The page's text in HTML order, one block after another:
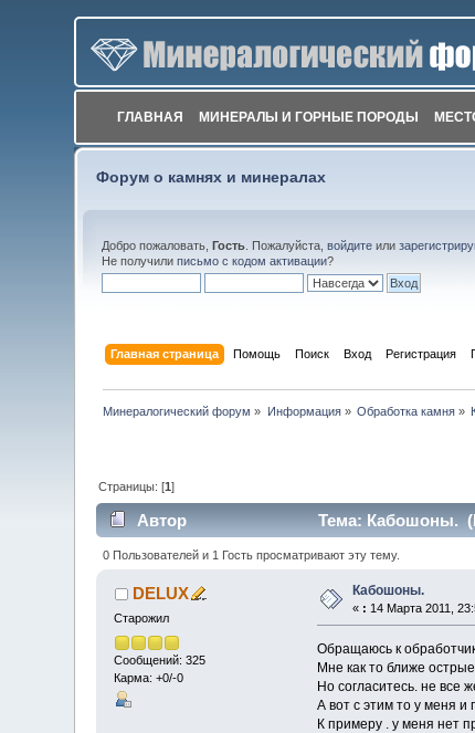
ГЛАВНАЯ МИНЕРАЛЫ И ГОРНЫЕ ПОРОДЫ
Форум о камнях и минералах
Добро пожаловать,Гость . Пожалуйста,войдите или
Не получилиписьмо с кодом активации?
Главная страница Помощь Поиск Вход Регистрация
Минералогический форум » Информация» Обработка камня »
Страницы: [1]
Автор Тема: Кабошоны.
0 Пользователей и 1 Гость просматривают эту тему.
DELUX
Старожил
Сообщений: 325
Карма: +0/-0
Кабошоны.
« : 14 Марта 2011,
Обращаюсь к
Мне как то ближе
Но согласитесь. не все
А вот с этим то у меня и
К примеру . у меня нет